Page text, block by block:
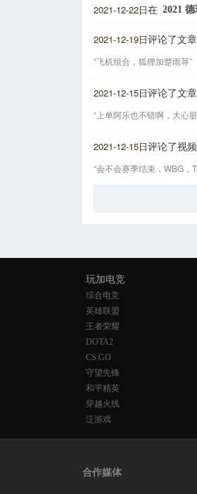
2021-12-22日在 2021
2021-12-19日评论了文章
“飞机组合，狐狸加楚雨荨”
2021-12-15日评论了文章
“上单阿乐也不错啊，大心
2021-12-15日评论了视频
“会不会赛季结束，WBG
玩加电竞
综合电竞
英雄联盟
王者荣耀
DOTA2
CS:GO
守望先锋
和平精英
穿越火线
泛游戏
合作媒体